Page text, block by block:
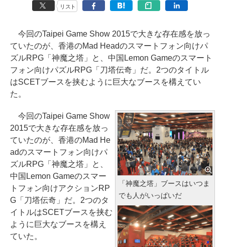
リスト
今回のTaipei Game Show 2015で大きな存在感を放っ
ていたのが、香港のMad Headのスマートフォン向けパ
ズルRPG「神魔之塔」と、中国Lemon Gameのスマート
フォン向けパズルRPG「刀塔伝奇」だ。2つのタイトル
はSCETブースを挟むように巨大なブースを構えてい
た。
「神魔之塔」ブースはいつま
でも人がいっぱいだ
今回のTaipei Game Show
2015で大きな存在感を放っ
ていたのが、香港のMad He
adのスマートフォン向けパ
ズルRPG「神魔之塔」と、
中国Lemon Gameのスマー
トフォン向けアクションRP
G「刀塔伝奇」だ。2つのタ
イトルはSCETブースを挟む
ように巨大なブースを構え
ていた。